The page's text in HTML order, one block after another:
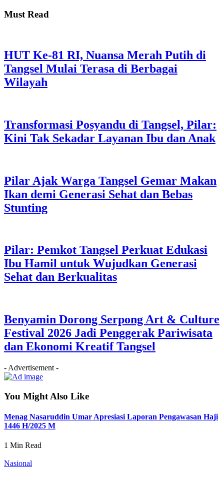
Must Read
HUT Ke-81 RI, Nuansa Merah Putih di
Tangsel Mulai Terasa di Berbagai
Wilayah
Transformasi Posyandu di Tangsel, Pilar:
Kini Tak Sekadar Layanan Ibu dan Anak
Pilar Ajak Warga Tangsel Gemar Makan
Ikan demi Generasi Sehat dan Bebas
Stunting
Pilar: Pemkot Tangsel Perkuat Edukasi
Ibu Hamil untuk Wujudkan Generasi
Sehat dan Berkualitas
Benyamin Dorong Serpong Art & Culture
Festival 2026 Jadi Penggerak Pariwisata
dan Ekonomi Kreatif Tangsel
- Advertisement -
You Might Also Like
Menag Nasaruddin Umar Apresiasi Laporan Pengawasan Haji
1446 H/2025 M
1 Min Read
Nasional